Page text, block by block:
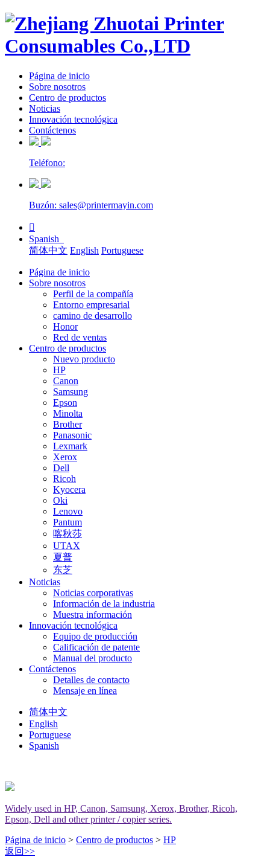
Página de inicio
Sobre nosotros
Centro de productos
Noticias
Innovación tecnológica
Contáctenos
Teléfono:
Buzón: sales@printermayin.com

Spanish
简体中文 English Portuguese
Página de inicio
Sobre nosotros
Perfil de la compañía
Entorno empresarial
camino de desarrollo
Honor
Red de ventas
Centro de productos
Nuevo producto
HP
Canon
Samsung
Epson
Minolta
Brother
Panasonic
Lexmark
Xerox
Dell
Ricoh
Kyocera
Oki
Lenovo
Pantum
喀秋莎
UTAX
夏普
东芝
Noticias
Noticias corporativas
Información de la industria
Muestra información
Innovación tecnológica
Equipo de producción
Calificación de patente
Manual del producto
Contáctenos
Detalles de contacto
Mensaje en línea
简体中文
English
Portuguese
Spanish
Widely used in HP, Canon, Samsung, Xerox, Brother, Ricoh,
Epson, Dell and other printer / copier series.
Página de inicio > Centro de productos > HP
返回>>